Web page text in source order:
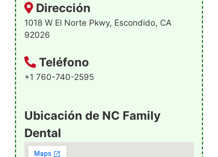
Dirección
1018 W El Norte Pkwy, Escondido, CA
92026
Teléfono
+1 760-740-2595
Ubicación de NC Family
Dental